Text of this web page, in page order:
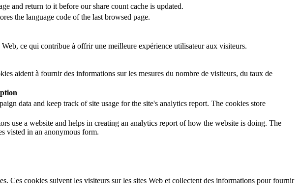
and return to it before our share count cache is updated.
the language code of the last browsed page.
ce qui contribue à offrir une meilleure expérience utilisateur aux visiteurs.
aident à fournir des informations sur les mesures du nombre de visiteurs, du taux de
data and keep track of site usage for the site's analytics report. The cookies store
use a website and helps in creating an analytics report of how the website is doing. The
visted in an anonymous form.
Ces cookies suivent les visiteurs sur les sites Web et collectent des informations pour fournir